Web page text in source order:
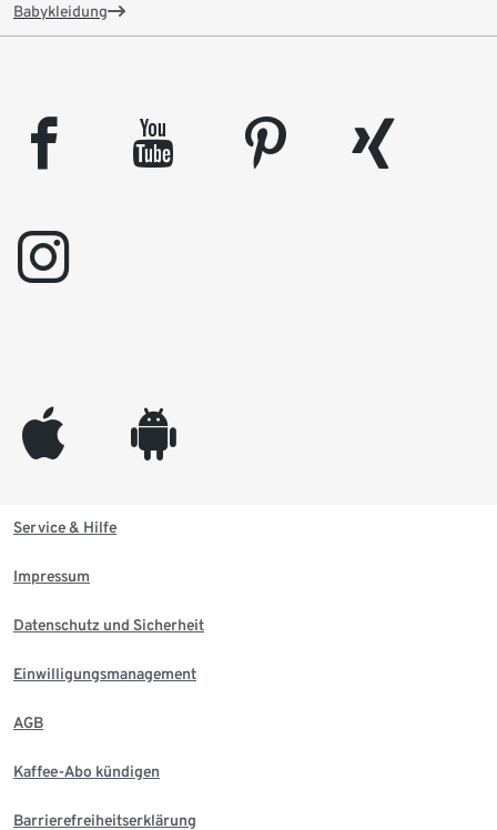
Babykleidung
facebook youtube pinterest
xing
instagram
appleinc android
Service & Hilfe
Impressum
Datenschutz und Sicherheit
Einwilligungsmanagement
AGB
Kaffee-Abo kündigen
Barrierefreiheitserklärung